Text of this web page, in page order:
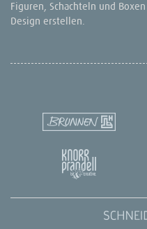
Figuren, Schachteln und
Design erstellen.